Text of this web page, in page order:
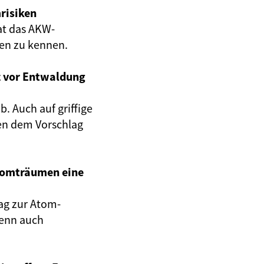
das AKW-
zu kennen.
vor Entwaldung
Auch auf griffige
dem Vorschlag
eine
zur Atom-
auch